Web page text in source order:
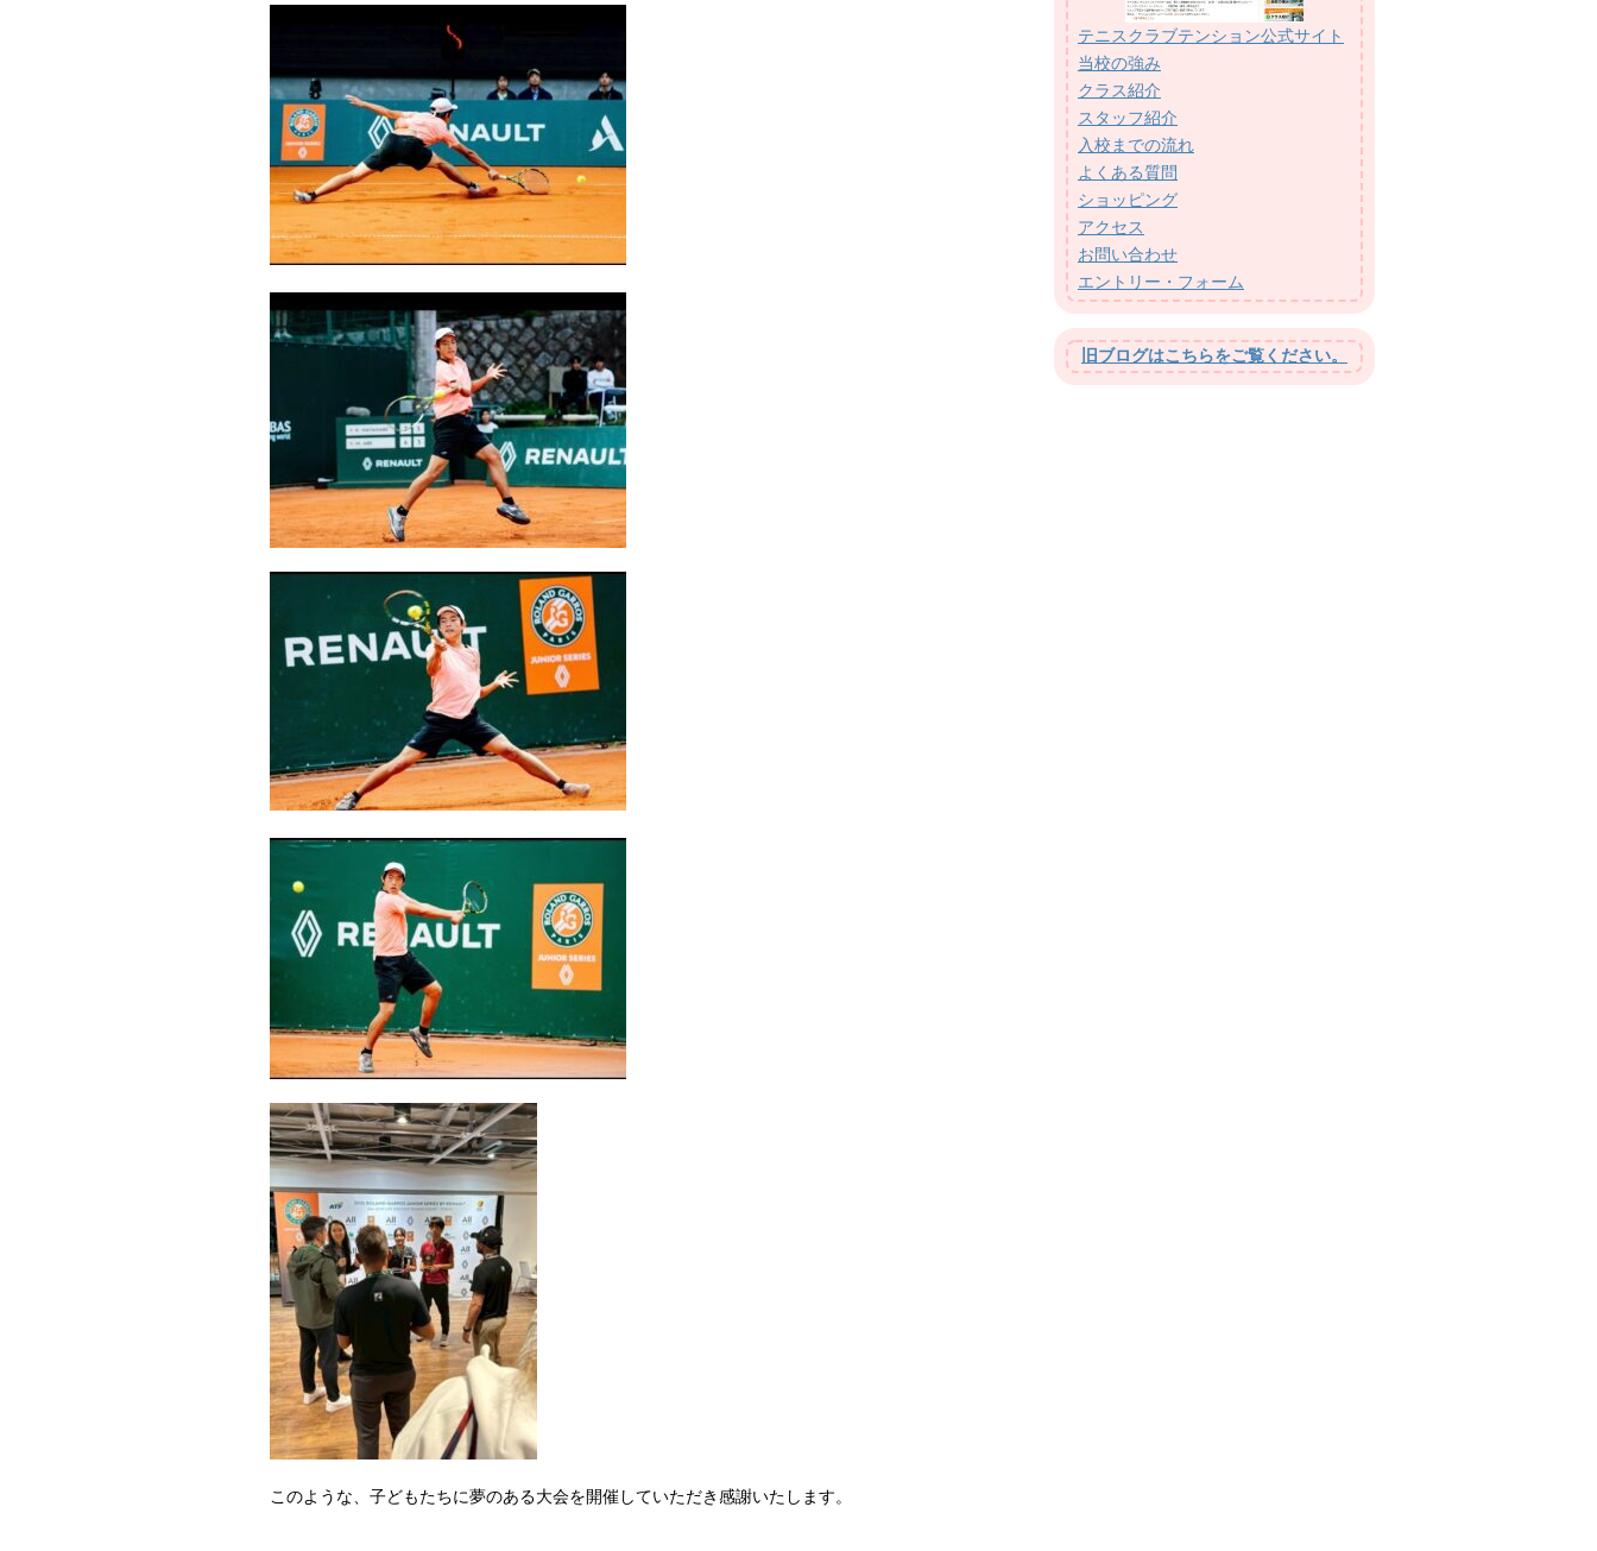
このような、子どもたちに夢のある大会を開催していただき感謝いたします。
テニスクラブテンション公式サイト
当校の強み
クラス紹介
スタッフ紹介
入校までの流れ
よくある質問
ショッピング
アクセス
お問い合わせ
エントリー・フォーム
旧ブログはこちらをご覧ください。